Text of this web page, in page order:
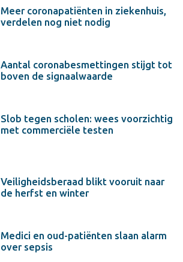
Meer coronapatiënten in ziekenhuis,
verdelen nog niet nodig
Aantal coronabesmettingen stijgt tot
boven de signaalwaarde
Slob tegen scholen: wees voorzichtig
met commerciële testen
Veiligheidsberaad blikt vooruit naar
de herfst en winter
Medici en oud-patiënten slaan alarm
over sepsis